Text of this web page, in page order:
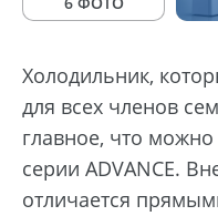
Холодильник,
для всех членов
главное, что можно
серии ADVANCE.
отличается